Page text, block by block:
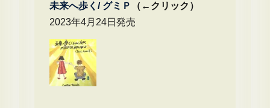
未来へ歩く/ グミＰ
（←クリック）
2023年4月24日発売